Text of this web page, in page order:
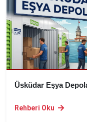
Üsküdar Eşya
Rehberi Oku